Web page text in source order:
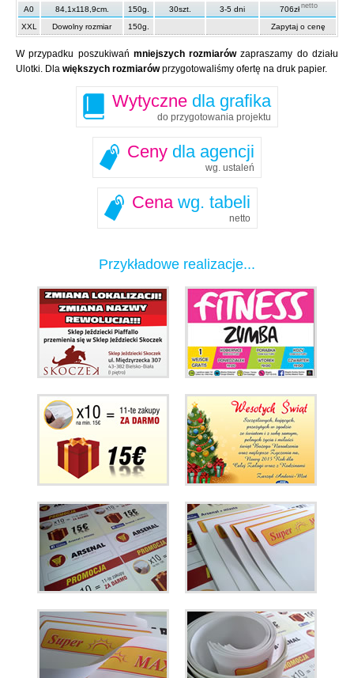
A0 84,1x118,9cm. 150g. 30szt. 3-5 dni 706zł netto
XXL Dowolny rozmiar 150g. Zapytaj o cenę
W przypadku poszukiwań mniejszych rozmiarówzapraszamy do działu
Ulotki. Dla większych rozmiarówprzygotowaliśmy ofertę na druk papier.
Wytyczne dla grafika
do przygotowania projektu
Ceny dla agencji
wg. ustaleń
Cena wg. tabeli
netto
Przykładowe realizacje...